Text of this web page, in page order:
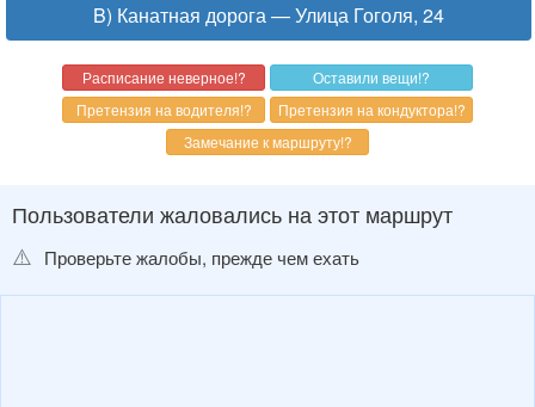
B) Канатная дорога — Улица Гоголя, 24
Пользователи жаловались на этот маршрут
⚠️
Проверьте жалобы, прежде чем ехать